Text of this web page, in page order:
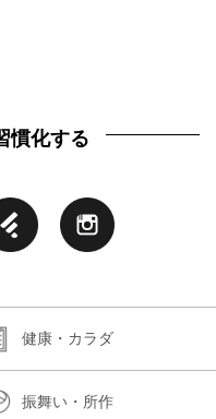
慣化する
健康・カラダ
振舞い・所作